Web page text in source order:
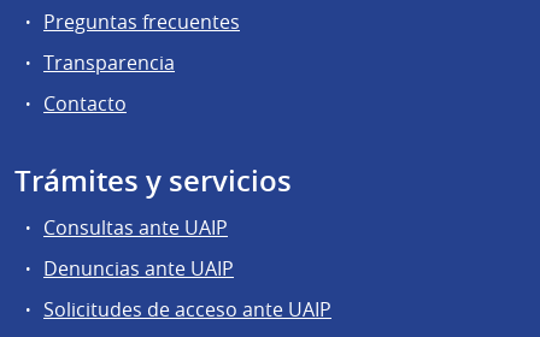
Preguntas frecuentes
Transparencia
Contacto
Trámites y servicios
Consultas ante UAIP
Denuncias ante UAIP
Solicitudes de acceso ante UAIP